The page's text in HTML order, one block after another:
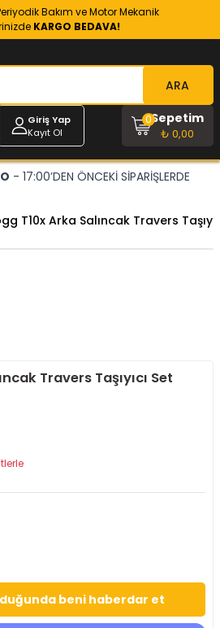
Bakım ve Motor Mekanik
KARGO BEDAVA!
ARA
Giriş Yap
Kayıt Ol
Sepetim
₺ 0,00
0
- 17:00’DEN ÖNCEKİ SİPARİŞLERDE
T10x Arka Salıncak Travers
Travers Taşıyıcı Set
beni haberdar et